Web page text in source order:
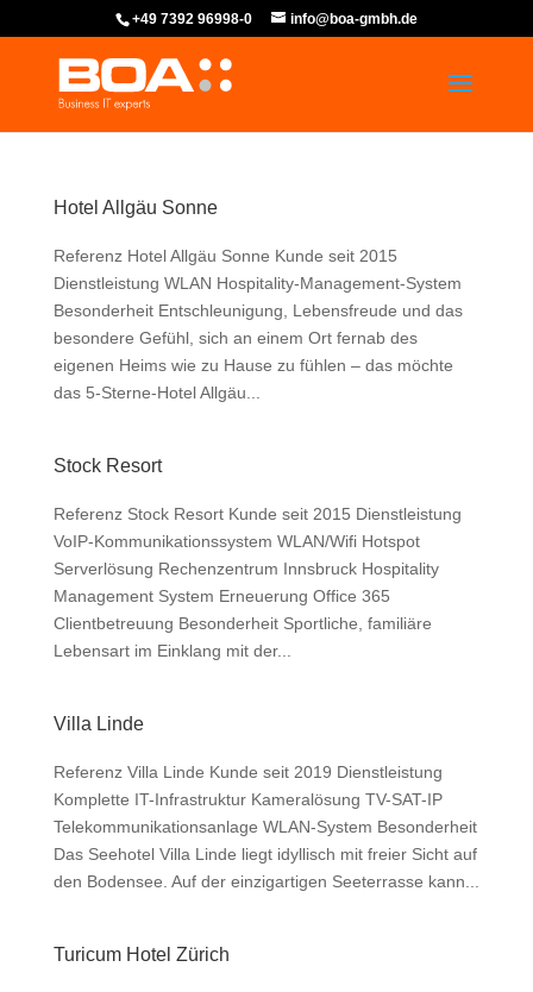
+49 7392 96998-0 info@boa-gmbh.de
Hotel Allgäu Sonne
Referenz Hotel Allgäu Sonne Kunde seit 2015
Dienstleistung WLAN Hospitality-Management-System
Besonderheit Entschleunigung, Lebensfreude und das
besondere Gefühl, sich an einem Ort fernab des
eigenen Heims wie zu Hause zu fühlen – das möchte
das 5-Sterne-Hotel Allgäu...
Stock Resort
Referenz Stock Resort Kunde seit 2015 Dienstleistung
VoIP-Kommunikationssystem WLAN/Wifi Hotspot
Serverlösung Rechenzentrum Innsbruck Hospitality
Management System Erneuerung Office 365
Clientbetreuung Besonderheit Sportliche, familiäre
Lebensart im Einklang mit der...
Villa Linde
Referenz Villa Linde Kunde seit 2019 Dienstleistung
Komplette IT-Infrastruktur Kameralösung TV-SAT-IP
Telekommunikationsanlage WLAN-System Besonderheit
Das Seehotel Villa Linde liegt idyllisch mit freier Sicht auf
den Bodensee. Auf der einzigartigen Seeterrasse kann...
Turicum Hotel Zürich